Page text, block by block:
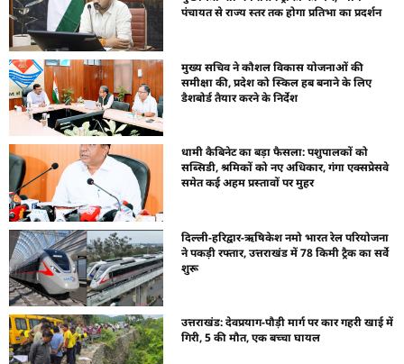
पंचायत से राज्य स्तर तक होगा प्रतिभा का प्रदर्शन
मुख्य सचिव ने कौशल विकास योजनाओं की
समीक्षा की, प्रदेश को स्किल हब बनाने के लिए
डैशबोर्ड तैयार करने के निर्देश
धामी कैबिनेट का बड़ा फैसला: पशुपालकों को
सब्सिडी, श्रमिकों को नए अधिकार, गंगा एक्सप्रेसवे
समेत कई अहम प्रस्तावों पर मुहर
दिल्ली-हरिद्वार-ऋषिकेश नमो भारत रेल परियोजना
ने पकड़ी रफ्तार, उत्तराखंड में 78 किमी ट्रैक का सर्वे
शुरू
उत्तराखंड: देवप्रयाग-पौड़ी मार्ग पर कार गहरी खाई में
गिरी, 5 की मौत, एक बच्चा घायल